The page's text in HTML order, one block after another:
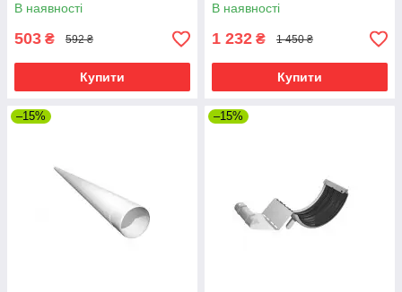
В наявності
503 ₴ 592 ₴
Купити
В наявності
1 232 ₴ 1 450 ₴
Купити
–15% –15%